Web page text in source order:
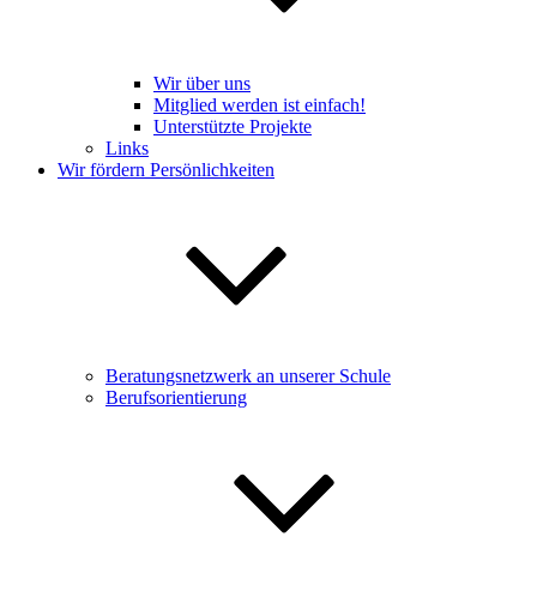
Wir über uns
Mitglied werden ist einfach!
Unterstützte Projekte
Links
Wir fördern Persönlichkeiten
Beratungsnetzwerk an unserer Schule
Berufsorientierung